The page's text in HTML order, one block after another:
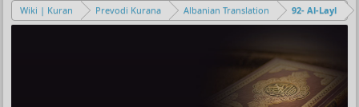
Wiki | Kuran Prevodi Kurana Albanian Translation 92- Al-Layl